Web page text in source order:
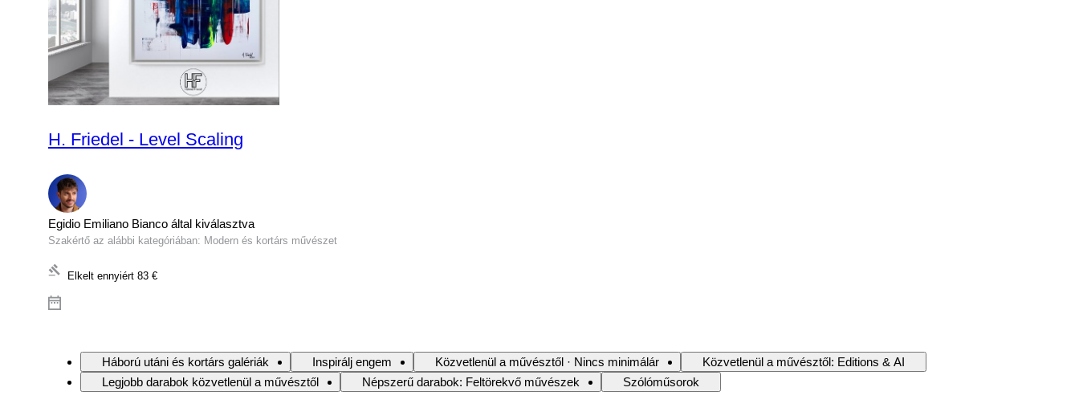
H. Friedel - Level Scaling
Egidio Emiliano Bianco által kiválasztva
Szakértő az alábbi kategóriában: Modern és kortárs művészet
Elkelt ennyiért 83 €
Háború utáni és kortárs galériák Inspirálj engem Közvetlenül a művésztől · Nincs minimálár
Közvetlenül a művésztől: Editions & AI
Legjobb darabok közvetlenül a művésztől
Népszerű darabok: Feltörekvő művészek Szólóműsorok